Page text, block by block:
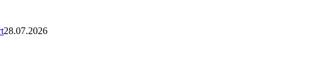
28.07.2026